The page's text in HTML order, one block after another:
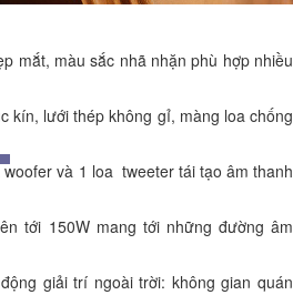
mắt, màu sắc nhã nhặn phù hợp nhiều
kín, lưới thép không gỉ, màng loa chống
và 1 loa tweeter tái tạo âm thanh
tới 150W mang tới những đường âm
giải trí ngoài trời: không gian quán